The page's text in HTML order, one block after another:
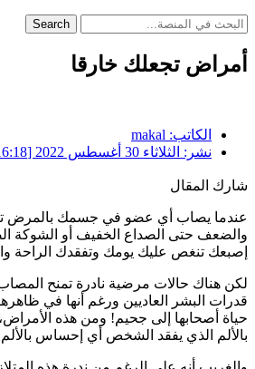
Search
أمراض تجعلك خارقا
الكاتب: makal
نشر: الثلاثاء 30 أغسطس 2022 [16:18 مساءً] بتوقيت الجزائر
شارك المقال
عندما يصاب أي عضو في جسمك بالمرض
والضعف حتى الصداع الخفيف أو الشوكة
إصبعك تنغص عليك يومك وتفقدك الراحة
لكن هناك حالات مرضية نادرة تمنح
قدرات البشر العاديين ورغم أنها في
حياة أصحابها إلى جحيم! ومن هذه
بالألم الذي يفقد الشخص أي إحساس